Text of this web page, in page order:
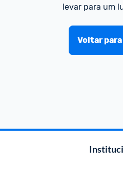
levar para um
Voltar para